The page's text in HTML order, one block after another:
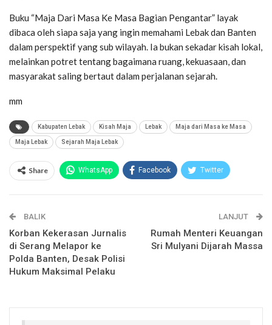
Buku “Maja Dari Masa Ke Masa Bagian Pengantar” layak
dibaca oleh siapa saja yang ingin memahami Lebak dan Banten
dalam perspektif yang sub wilayah. Ia bukan sekadar kisah lokal,
melainkan potret tentang bagaimana ruang, kekuasaan, dan
masyarakat saling bertaut dalam perjalanan sejarah.
mm
Kabupaten Lebak Kisah Maja Lebak Maja dari Masa ke Masa
Maja Lebak Sejarah Maja Lebak
Share WhatsApp Facebook Twitter
Telegram
BALIK
Korban Kekerasan Jurnalis
di Serang Melapor ke
Polda Banten, Desak Polisi
Hukum Maksimal Pelaku
LANJUT
Rumah Menteri Keuangan
Sri Mulyani Dijarah Massa